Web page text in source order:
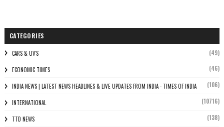
CATEGORIES
CARS & UV'S (49)
ECONOMIC TIMES (46)
INDIA NEWS | LATEST NEWS HEADLINES & LIVE UPDATES FROM INDIA - TIMES OF INDIA (106)
INTERNATIONAL (10716)
TTD NEWS (138)